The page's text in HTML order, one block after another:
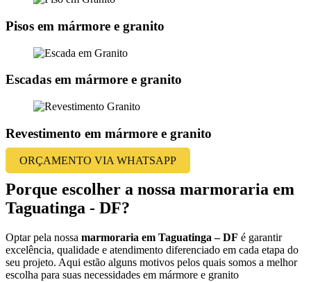
Pisos em mármore e granito
Escadas em mármore e granito
Revestimento em mármore e granito
ORÇAMENTO VIA WHATSAPP
Porque escolher a nossa marmoraria em
Taguatinga - DF?
Optar pela nossa marmoraria em Taguatinga – DF é garantir
excelência, qualidade e atendimento diferenciado em cada etapa do
seu projeto. Aqui estão alguns motivos pelos quais somos a melhor
escolha para suas necessidades em mármore e granito